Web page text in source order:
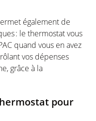
également de
: le thermostatvous
quand vous enavez
vos dépenses
, grâce à la
pour